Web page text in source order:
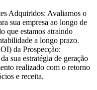
Adquiridos: Avaliamos o
sua empresa ao longo de
que estamos atraindo
a longo prazo.
da Prospecção:
sua estratégia de geração
realizado com o retorno
e receita.